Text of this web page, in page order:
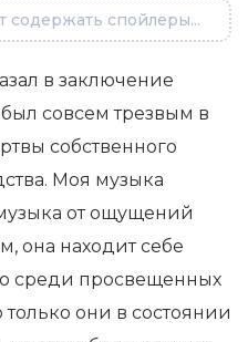
содержать спойлеры...
в заключение
совсем трезвым в
собственного
Моя музыка
от ощущений
она находит себе
среди просвещенных
они в состоянии